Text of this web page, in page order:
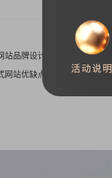
站品牌设计需要注意的四要素
站优缺点详细介绍(经验总结)
活动说明